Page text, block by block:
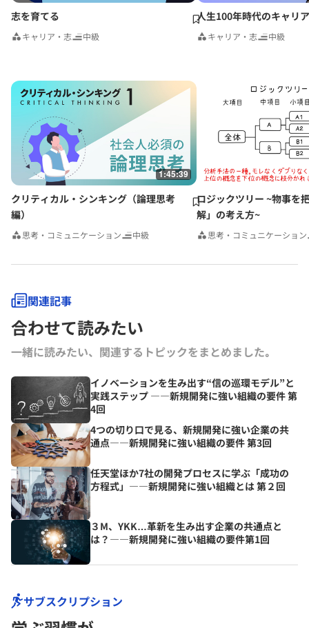
志を育てる
キャリア・志 中級
人生100年時代のキャリ
キャリア・志 中級
1:45:39
クリティカル・シンキング（論理思考
編）
思考・コミュニケーション 中級
ロジックツリー ~物事を
解」の考え方~
思考・コミュニケーション
関連記事
合わせて読みたい
一緒に読みたい、関連するトピックをまとめました｡
イノベーションを生み出す“信の巡環モデル”と
実践ステップ ――新規開発に強い組織の要件 第
4回
4つの切り口で見る、新規開発に強い企業の共
通点――新規開発に強い組織の要件 第3回
任天堂ほか7社の開発プロセスに学ぶ「成功の
方程式」――新規開発に強い組織とは 第２回
３M、YKK…革新を生み出す企業の共通点と
は？――新規開発に強い組織の要件第1回
サブスクリプション